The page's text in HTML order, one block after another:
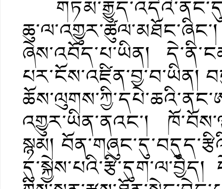
ཞེས་འབོད་པ་ཡིན།
པར་ངོས་འཛིན་བྱ་བ་ཡིན།
འགྱུར་ཡིན་ནའང་།
སྙམ།
དུ་སྐྱེས་པའི་རྩི་དུག་ལ་བྱེད།